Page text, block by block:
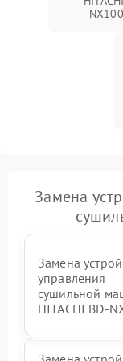
Замена
Замена
управления
сушильной
HITACHI BD-